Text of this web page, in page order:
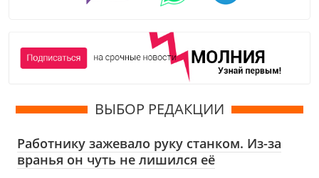
ВЫБОР РЕДАКЦИИ
Работнику зажевало руку станком. Из-за
вранья он чуть не лишился её